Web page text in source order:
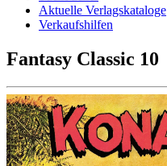
Aktuelle Verlagskataloge
Verkaufshilfen
Fantasy Classic 10